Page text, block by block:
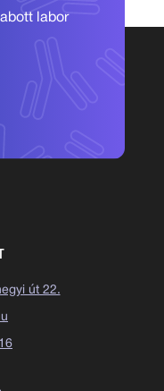
labor
út 22.